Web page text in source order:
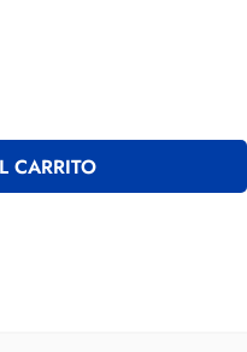
CARRITO